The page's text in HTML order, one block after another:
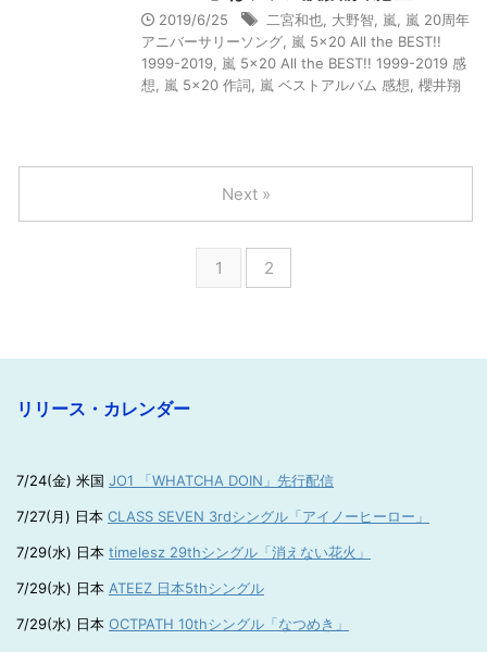
2019/6/25 二宮和也 大野智 嵐
嵐 20周年
アニバーサリーソング 嵐 5×20 All the BEST!!
1999-2019 嵐 5×20 All the BEST!! 1999-2019 感
想
嵐 5×20 作詞 嵐 ベストアルバム 感想 櫻井翔
1 2
Next »
リリース・カレンダー
7/24(金) 米国 JO1 「WHATCHA DOIN」先行配信
7/27(月) 日本 CLASS SEVEN 3rdシングル「アイノーヒーロー」
7/29(水) 日本 timelesz 29thシングル「消えない花火」
7/29(水) 日本 ATEEZ 日本5thシングル
7/29(水) 日本 OCTPATH 10thシングル「なつめき」